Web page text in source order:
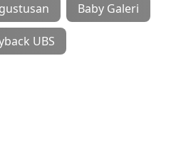
Baby Galeri
UBS